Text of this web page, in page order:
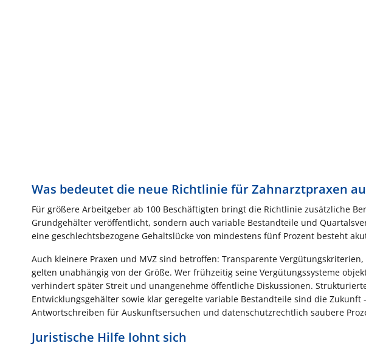
Was bedeutet die neue Richtlinie für Zahnarztpraxen
Für größere Arbeitgeber ab 100 Beschäftigten bringt die Richtlinie zusätzliche
Grundgehälter veröffentlicht, sondern auch variable Bestandteile und
eine geschlechtsbezogene Gehaltslücke von mindestens fünf Prozent besteht
Auch kleinere Praxen und MVZ sind betroffen: Transparente
gelten unabhängig von der Größe. Wer frühzeitig seine Vergütungssysteme
verhindert später Streit und unangenehme öffentliche Diskussionen.
Entwicklungsgehälter sowie klar geregelte variable Bestandteile sind die
Antwortschreiben für Auskunftsersuchen und datenschutzrechtlich saubere
Juristische Hilfe lohnt sich